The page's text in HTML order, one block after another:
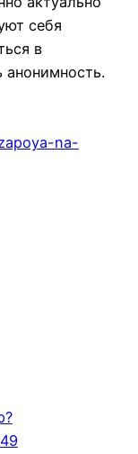
себя
в
анонимность.
na-